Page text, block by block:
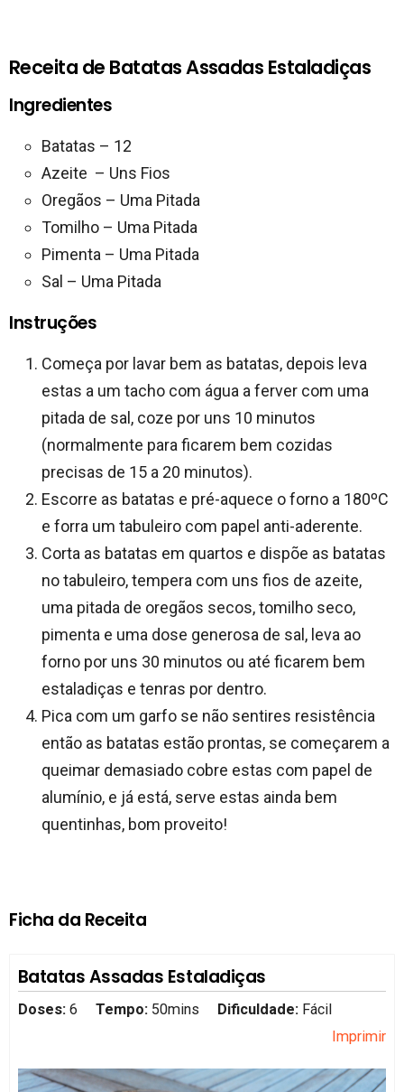
Receita de Batatas Assadas Estaladiças
Ingredientes
Batatas – 12
Azeite – Uns Fios
Oregãos – Uma Pitada
Tomilho – Uma Pitada
Pimenta – Uma Pitada
Sal – Uma Pitada
Instruções
Começa por lavar bem as batatas, depois leva
estas a um tacho com água a ferver com uma
pitada de sal, coze por uns 10 minutos
(normalmente para ficarem bem cozidas
precisas de 15 a 20 minutos).
Escorre as batatas e pré-aquece o forno a 180ºC
e forra um tabuleiro com papel anti-aderente.
Corta as batatas em quartos e dispõe as batatas
no tabuleiro, tempera com uns fios de azeite,
uma pitada de oregãos secos, tomilho seco,
pimenta e uma dose generosa de sal, leva ao
forno por uns 30 minutos ou até ficarem bem
estaladiças e tenras por dentro.
Pica com um garfo se não sentires resistência
então as batatas estão prontas, se começarem a
queimar demasiado cobre estas com papel de
alumínio, e já está, serve estas ainda bem
quentinhas, bom proveito!
Ficha da Receita
Batatas Assadas Estaladiças
Doses: 6 Tempo: 50mins Dificuldade: Fácil
Imprimir